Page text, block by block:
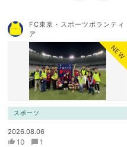
FC東京・スポーツボランティ
ア
NEW
スポーツ
2026.08.06
10 1